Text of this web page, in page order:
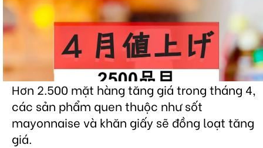
Hơn 2.500 mặt hàng tăng giá trong tháng 4,
các sản phẩm quen thuộc như sốt
mayonnaise và khăn giấy sẽ đồng loạt tăng
giá.